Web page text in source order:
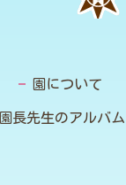
園について
園長先生のアルバム